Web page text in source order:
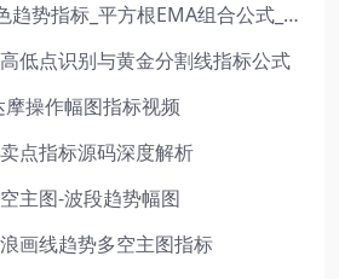
文华财经K线变色趋势指标_平方根EMA组合公式_红绿波段操盘指标源码
低点识别与黄金分割线指标公式
操作幅图指标视频
点指标源码深度解析
主图-波段趋势幅图
画线趋势多空主图指标